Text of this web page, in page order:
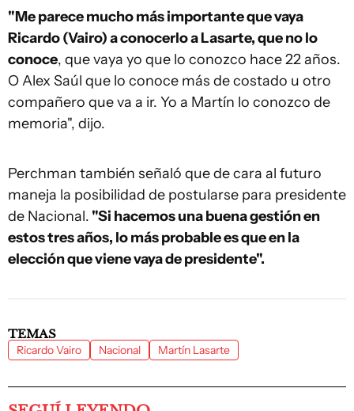
"Me parece mucho más importante que vaya
Ricardo (Vairo) a conocerlo a Lasarte, que no lo
conoce, que vaya yo que lo conozco hace 22 años.
O Alex Saúl que lo conoce más de costado u otro
compañero que va a ir. Yo a Martín lo conozco de
memoria", dijo.
Perchman también señaló que de cara al futuro
maneja la posibilidad de postularse para presidente
de Nacional. "Si hacemos una buena gestión en
estos tres años, lo más probable es que en la
elección que viene vaya de presidente".
TEMAS
Ricardo Vairo Nacional Martín Lasarte